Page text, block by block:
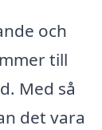
och
till
Med så
det vara